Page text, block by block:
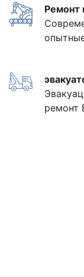
Ремонт
ремонт